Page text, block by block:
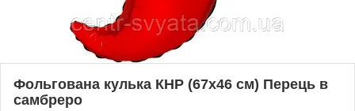
Фольгована кулька КНР (67х46 см) Перець в
самбреро